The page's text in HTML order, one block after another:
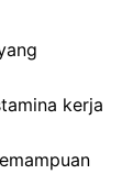
kerja